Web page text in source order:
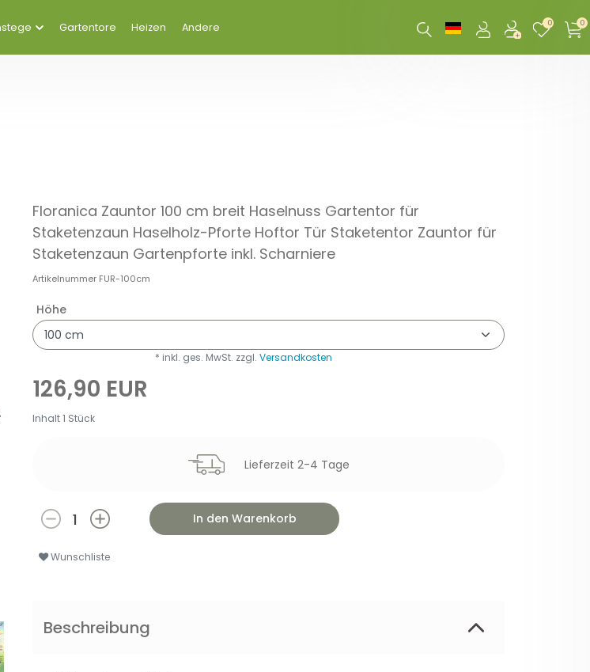
0 0
Gartentore Heizen Andere
Floranica Zauntor 100 cm breit Haselnuss Gartentor für
Staketenzaun Haselholz-Pforte Hoftor Tür Staketentor Zauntor für
Staketenzaun Gartenpforte inkl. Scharniere
Artikelnummer FUR-100cm
Höhe
126,90 EUR
Inhalt1 Stück
Lieferzeit 2-4 Tage
In den Warenkorb
Wunschliste
* inkl. ges. MwSt. zzgl.Versandkosten
Beschreibung